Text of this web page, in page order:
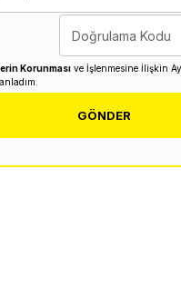
Doğrulama Kodu
Korunması ve İşlenmesine İlişkin
GÖNDER